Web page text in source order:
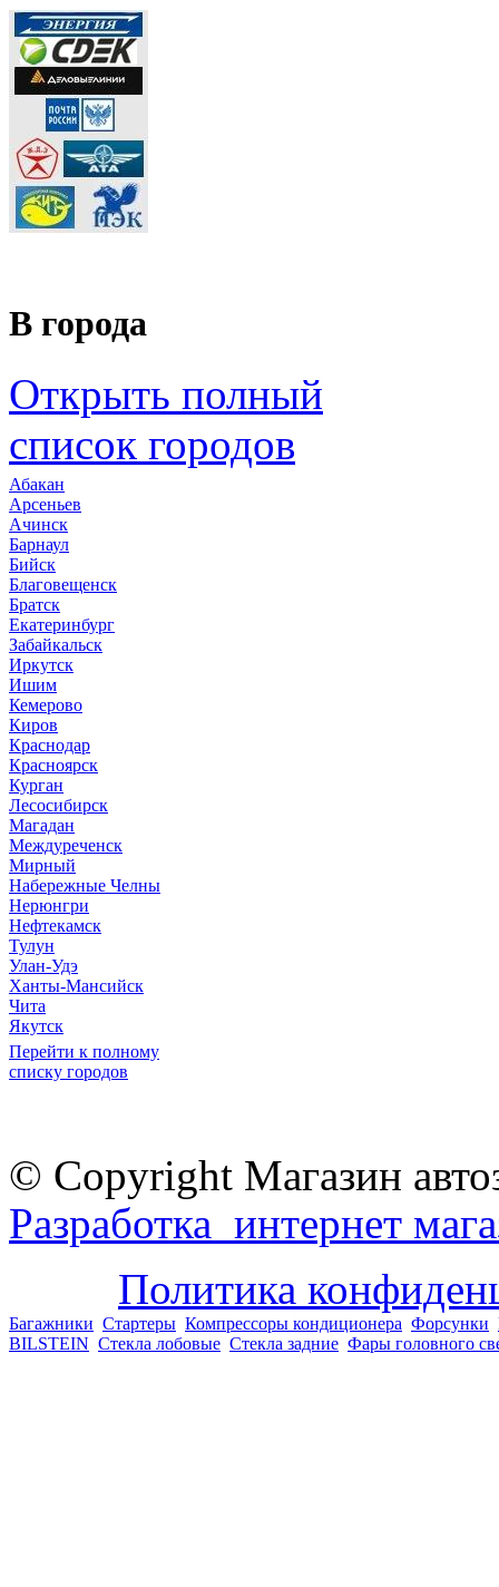
В города
Открыть полный
список городов
Абакан
Арсеньев
Ачинск
Барнаул
Бийск
Благовещенск
Братск
Екатеринбург
Забайкальск
Иркутск
Ишим
Кемерово
Киров
Краснодар
Красноярск
Курган
Лесосибирск
Магадан
Междуреченск
Мирный
Набережные Челны
Нерюнгри
Нефтекамск
Тулун
Улан-Удэ
Ханты-Мансийск
Чита
Якутск
Перейти к полному
списку городов
© Copyright Магазин
Разработка интернет
Политика
Багажники Стартеры Компрессоры кондиционера Форсунки
BILSTEIN Стекла лобовые Стекла задние Фары головного